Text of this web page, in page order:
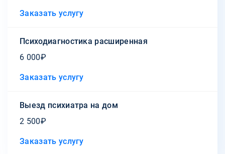
Заказать услугу
Психодиагностика расширенная
6 000₽
Заказать услугу
Выезд психиатра на дом
2 500₽
Заказать услугу